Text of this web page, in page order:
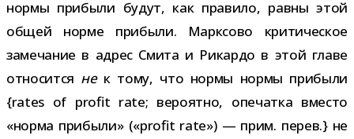
нормы при­были будут, как пра­вило, равны этой
общей норме при­были. Марксово кри­ти­че­ское
заме­ча­ние в адрес Смита и Рикардо в этой главе
отно­сится не к тому, что нормы нормы при­были
{rates of profit rate; веро­ятно, опе­чатка вме­сто
«норма при­были» («profit rate») — прим. перев.} не